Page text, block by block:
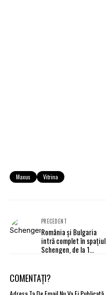
Maxus Vitrina
PRECEDENT
România și Bulgaria
intră complet în spațiul
Schengen, de la 1
COMENTAȚI?